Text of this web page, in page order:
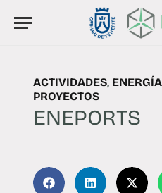
ACTIVIDADES,
PROYECTOS
ENEPORTS